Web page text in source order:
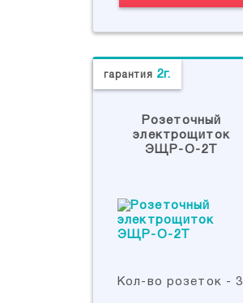
гарантия 2г.
Розеточный
электрощиток
ЭЩР-О-2Т
Кол-во розеток - 3